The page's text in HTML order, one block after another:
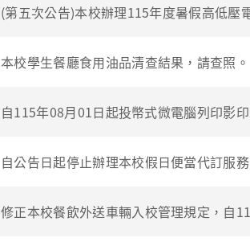
(第五次公告)本校辦理115年度暑假高低壓
本校學生餐廳食用油品清查結果，請查照。
自115年08月01日起投幣式微電腦列印影
自公告日起停止辦理本校假日便當代訂服
修正本校餐飲外送車輛入校管理規定，自